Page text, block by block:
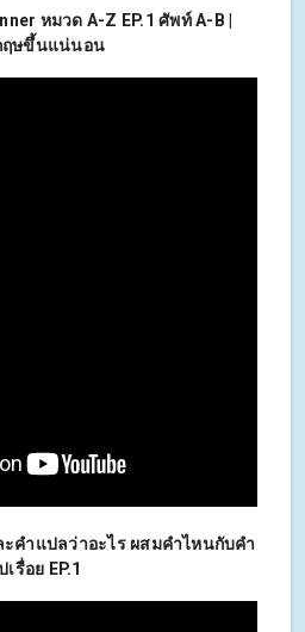
หมวด A-Z EP.1 ศัพท์ A-B |
ฤษขึ้นแน่นอน
คำแปลว่าอะไร ผสมคำไหนกับคำ
รื่อย EP.1